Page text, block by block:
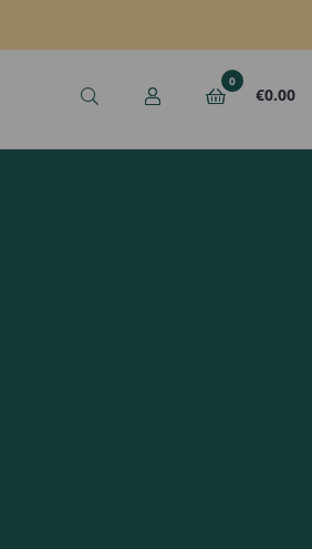
0
€0.00